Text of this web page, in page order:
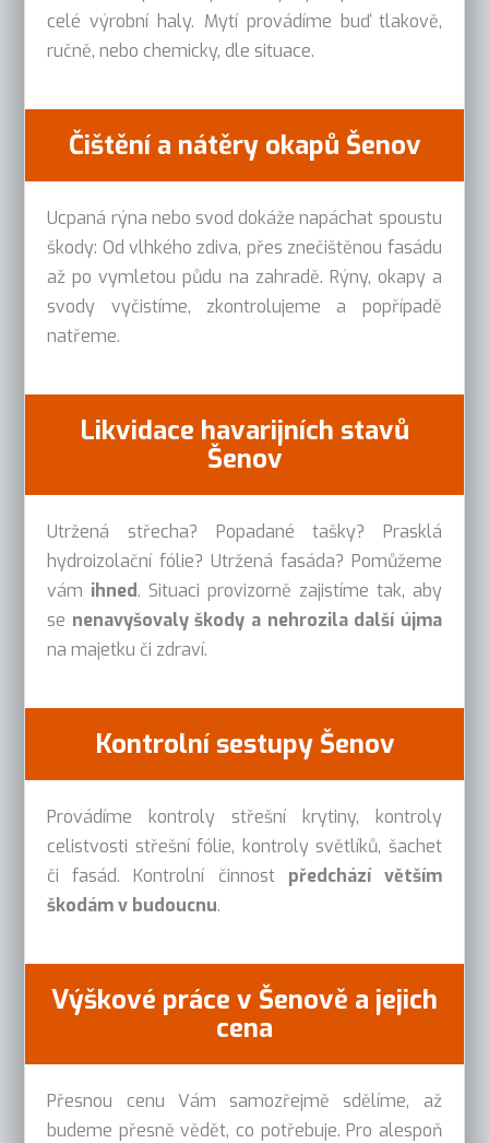
celé výrobní haly. Mytí provádíme buď tlakově,
ručně, nebo chemicky, dle situace.
Čištění a nátěry okapů Šenov
Ucpaná rýna nebo svod dokáže napáchat spoustu
škody: Od vlhkého zdiva, přes znečištěnou fasádu
až po vymletou půdu na zahradě. Rýny, okapy a
svody vyčistíme, zkontrolujeme a popřípadě
natřeme.
Likvidace havarijních stavů
Šenov
Utržená střecha? Popadané tašky? Prasklá
hydroizolační fólie? Utržená fasáda? Pomůžeme
vám ihned. Situaci provizorně zajistíme tak, aby
se nenavyšovaly škody a nehrozila další újma
na majetku či zdraví.
Kontrolní sestupy Šenov
Provádíme kontroly střešní krytiny, kontroly
celistvosti střešní fólie, kontroly světlíků, šachet
či fasád. Kontrolní činnost předchází větším
škodám v budoucnu.
Výškové práce v Šenově a jejich
cena
Přesnou cenu Vám samozřejmě sdělíme, až
budeme přesně vědět, co potřebuje. Pro alespoň